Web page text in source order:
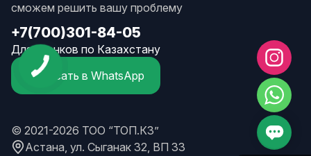
сможем решить вашу проблему
+7(700)301-84-05
Для звонков по Казахстану
Написать в WhatsApp
© 2021-2026 ТОО “ТОП.КЗ”
Астана, ул. Сыганак 32, ВП 33